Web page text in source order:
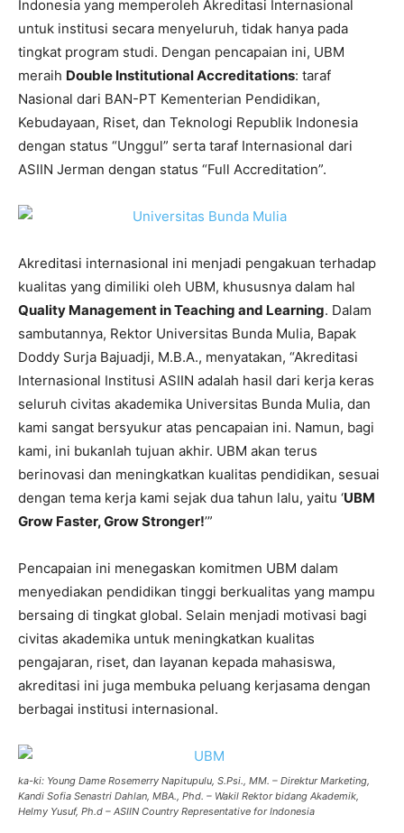
Indonesia yang memperoleh Akreditasi Internasional
untuk institusi secara menyeluruh, tidak hanya pada
tingkat program studi. Dengan pencapaian ini, UBM
meraih Double Institutional Accreditations: taraf
Nasional dari BAN-PT Kementerian Pendidikan,
Kebudayaan, Riset, dan Teknologi Republik Indonesia
dengan status “Unggul” serta taraf Internasional dari
ASIIN Jerman dengan status “Full Accreditation”.
Akreditasi internasional ini menjadi pengakuan terhadap
kualitas yang dimiliki oleh UBM, khususnya dalam hal
Quality Management in Teaching and Learning. Dalam
sambutannya, Rektor Universitas Bunda Mulia, Bapak
Doddy Surja Bajuadji, M.B.A., menyatakan, “Akreditasi
Internasional Institusi ASIIN adalah hasil dari kerja keras
seluruh civitas akademika Universitas Bunda Mulia, dan
kami sangat bersyukur atas pencapaian ini. Namun, bagi
kami, ini bukanlah tujuan akhir. UBM akan terus
berinovasi dan meningkatkan kualitas pendidikan, sesuai
dengan tema kerja kami sejak dua tahun lalu, yaitu ‘UBM
Grow Faster, Grow Stronger!’”
Pencapaian ini menegaskan komitmen UBM dalam
menyediakan pendidikan tinggi berkualitas yang mampu
bersaing di tingkat global. Selain menjadi motivasi bagi
civitas akademika untuk meningkatkan kualitas
pengajaran, riset, dan layanan kepada mahasiswa,
akreditasi ini juga membuka peluang kerjasama dengan
berbagai institusi internasional.
ka-ki: Young Dame Rosemerry Napitupulu, S.Psi., MM. – Direktur Marketing,
Kandi Sofia Senastri Dahlan, MBA., Phd. – Wakil Rektor bidang Akademik,
Helmy Yusuf, Ph.d – ASIIN Country Representative for Indonesia